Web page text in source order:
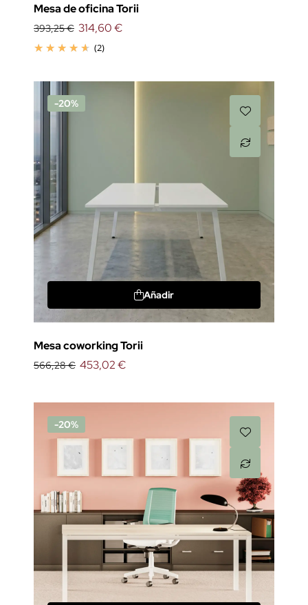
Mesa de oficina Torii
393,25 €
(2)
314,60 €
-20%
Añadir
Mesa coworking Torii
566,28 € 453,02 €
-20%